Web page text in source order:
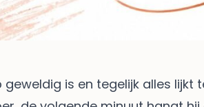
is en tegelijk alles